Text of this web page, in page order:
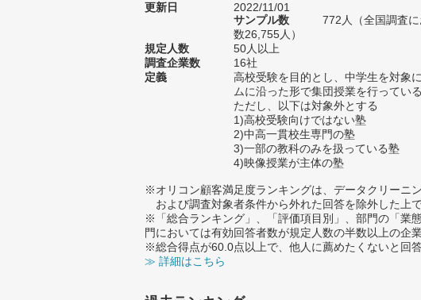
更新日
2022/11/01
サンプル数
772人（全国調査
数26,755人）
規定人数
50人以上
調査企業数
16社
定義
高校受験を目的とし、中学生を対象
ムに沿った形で集団授業を行ってい
ただし、以下は対象外とする
1)高校受験向けではない塾
2)中高一貫校生専門の塾
3)一部の教科のみを扱っている塾
4)映像授業が主体の塾
※オリコン顧客満足度ランキングは、データクリーニ
および調査対象者条件から外れた回答を除外した上で
※「総合ランキング」、「評価項目別」、部門の「業
門においては有効回答者数が規定人数の半数以上の企
※総合得点が60.0点以上で、他人に薦めたくないと回
≫ 詳細はこちら